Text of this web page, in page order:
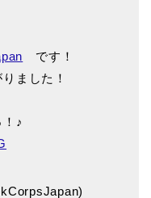
です！
ました！
♪